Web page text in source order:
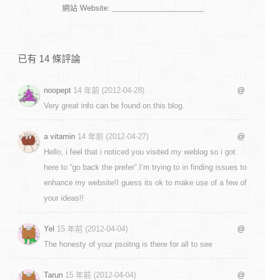
網站 Website:
已有 14 條評論
noopept 14 年前 (2012-04-28)
@
Very great info can be found on this blog.
a vitamin 14 年前 (2012-04-27)
@
Hello, i feel that i noticed you visited my weblog so i got
here to “go back the prefer”.I’m trying to in finding issues to
enhance my website!I guess its ok to make use of a few of
your ideas!!
Yel 15 年前 (2012-04-04)
@
The honesty of your psoitng is there for all to see
Tarun 15 年前 (2012-04-04)
@